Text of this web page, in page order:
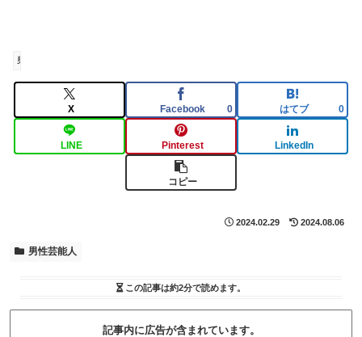
男性芸能人
X Facebook 0 はてブ 0
LINE Pinterest LinkedIn
コピー
2024.02.29 2024.08.06
男性芸能人
この記事は約2分で読めます。
記事内に広告が含まれています。